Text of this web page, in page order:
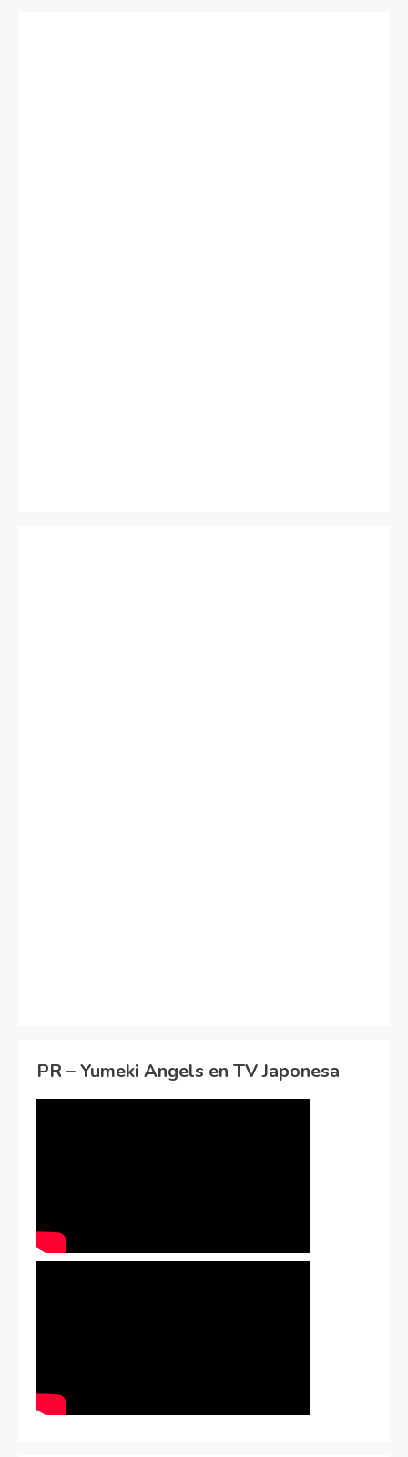
PR – Yumeki Angels en TV Japonesa